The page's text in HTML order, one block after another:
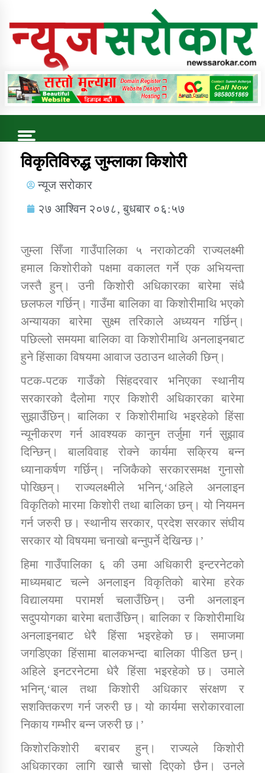
Online News Portal
Trending Now
डिभिजन कार्यालय जुम्लाको सुचना सन्देश
सामाजिक बिकास कार्यालय जुम्लाकाे सुचना
कार्यक्रम कार्यान्वयन एकाई जुम्लाको सुचना
कर्णाली प्राविधि शिक्षालय जुम्लाको सुचना
विकृतिविरुद्ध जुम्लाका किशोरी
न्यूज सरोकार
२७ आश्विन २०७८, बुधबार ०६:५७
जुम्ला सिँजा गाउँपालिका ५ नराकोटकी राज्यलक्ष्मी
हमाल किशोरीको पक्षमा वकालत गर्ने एक अभियन्ता
जस्तै हुन्। उनी किशोरी अधिकारका बारेमा संधै
छलफल गर्छिन्। गाउँमा बालिका वा किशोरीमाथि भएको
अन्यायका बारेमा सुक्ष्म तरिकाले अध्ययन गर्छिन्।
पछिल्लो समयमा बालिका वा किशोरीमाथि अनलाइनबाट
हुने हिंसाका विषयमा आवाज उठाउन थालेकी छिन्।
पटक-पटक गाउँको सिंहदरवार भनिएका स्थानीय
सरकारको दैलोमा गएर किशोरी अधिकारका बारेमा
सुझाउँछिन्। बालिका र किशोरीमाथि भइरहेको हिंसा
न्यूनीकरण गर्न आवश्यक कानुन तर्जुमा गर्न सुझाव
दिन्छिन्। बालविवाह रोक्ने कार्यमा सक्रिय बन्न
ध्यानाकर्षण गर्छिन्। नजिकैको सरकारसमक्ष गुनासो
पोख्छिन्। राज्यलक्ष्मीले भनिन्,‘अहिले अनलाइन
विकृतिको मारमा किशोरी तथा बालिका छन्। यो नियमन
गर्न जरुरी छ। स्थानीय सरकार, प्रदेश सरकार संघीय
सरकार यो विषयमा चनाखो बन्नुपर्ने देखिन्छ।’
हिमा गाउँपालिका ६ की उमा अधिकारी इन्टरनेटको
माध्यमबाट चल्ने अनलाइन विकृतिको बारेमा हरेक
विद्यालयमा परामर्श चलाउँछिन्। उनी अनलाइन
सदुपयोगका बारेमा बताउँछिन्। बालिका र किशोरीमाथि
अनलाइनबाट धेरै हिंसा भइरहेको छ। समाजमा
जगडिएका हिंसामा बालकभन्दा बालिका पीडित छन्।
अहिले इनटरनेटमा धेरै हिंसा भइरहेको छ। उमाले
भनिन्,‘बाल तथा किशोरी अधिकार संरक्षण र
सशक्तिकरण गर्न जरुरी छ। यो कार्यमा सरोकारवाला
निकाय गम्भीर बन्न जरुरी छ।’
किशोरकिशोरी बराबर हुन्। राज्यले किशोरी
अधिकारका लागि खासै चासो दिएको छैन। उनले